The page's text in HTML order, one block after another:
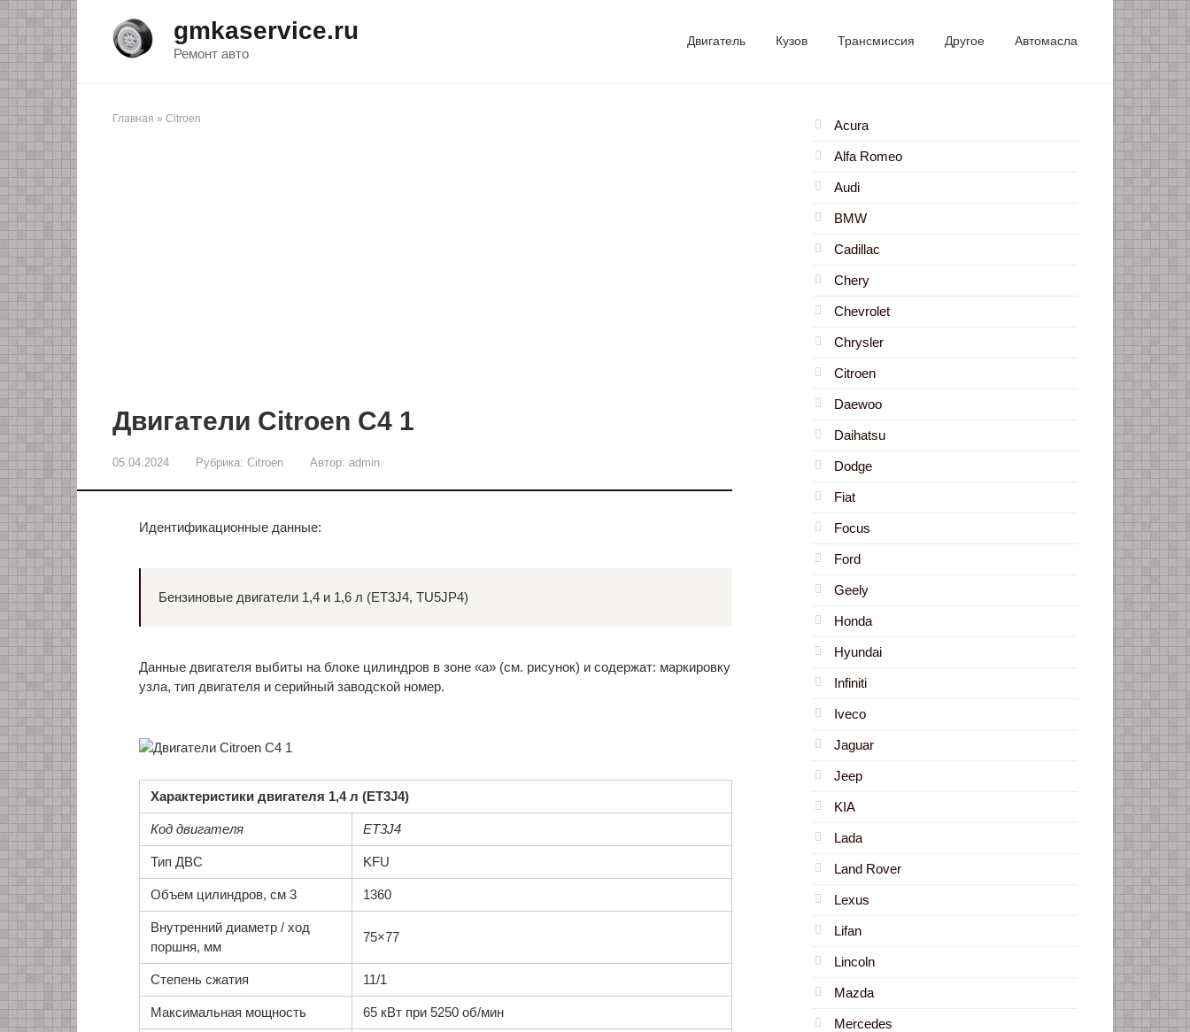
Перейти
к
контенту
gmkaservice.ru
Ремонт авто
Двигатель Кузов Трансмиссия Другое Автомасла
Главная » Citroen
Двигатели Citroen C4 1
05.04.2024 Рубрика: Citroen Автор: admin
Идентификационные данные:
Бензиновые двигатели 1,4 и 1,6 л (ET3J4, TU5JP4)
Данные двигателя выбиты на блоке цилиндров в зоне «а» (см. рисунок) и содержат: маркировку
узла, тип двигателя и серийный заводской номер.
Характеристики двигателя 1,4 л (ET3J4)
Код двигателя ET3J4
Тип ДВС KFU
Объем цилиндров, см 3 1360
Внутренний диаметр / ход
поршня, мм
75×77
Степень сжатия 11/1
Максимальная мощность 65 кВт при 5250 об/мин
Acura
Alfa Romeo
Audi
BMW
Cadillac
Chery
Chevrolet
Chrysler
Citroen
Daewoo
Daihatsu
Dodge
Fiat
Focus
Ford
Geely
Honda
Hyundai
Infiniti
Iveco
Jaguar
Jeep
KIA
Lada
Land Rover
Lexus
Lifan
Lincoln
Mazda
Mercedes